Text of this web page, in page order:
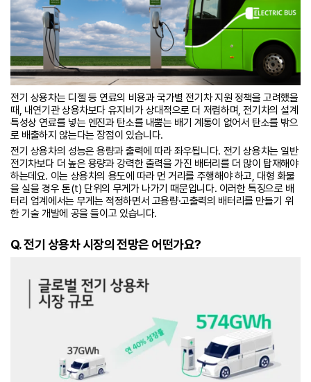
전기 상용차는 디젤 등 연료의 비용과 국가별 전기차 지원 정책을 고려했을
때, 내연기관 상용차보다 유지비가 상대적으로 더 저렴하며, 전기차의 설계
특성상 연료를 넣는 엔진과 탄소를 내뿜는 배기 계통이 없어서 탄소를 밖으
로 배출하지 않는다는 장점이 있습니다.
전기 상용차의 성능은 용량과 출력에 따라 좌우됩니다. 전기 상용차는 일반
전기차보다 더 높은 용량과 강력한 출력을 가진 배터리를 더 많이 탑재해야
하는데요. 이는 상용차의 용도에 따라 먼 거리를 주행해야 하고, 대형 화물
을 실을 경우 톤(t) 단위의 무게가 나가기 때문입니다. 이러한 특징으로 배
터리 업계에서는 무게는 적정하면서 고용량·고출력의 배터리를 만들기 위
한 기술 개발에 공을 들이고 있습니다.
Q. 전기 상용차 시장의 전망은 어떤가요?